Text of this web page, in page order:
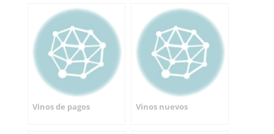
Vinos de pagos Vinos nuevos